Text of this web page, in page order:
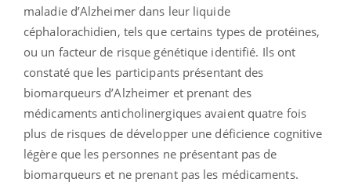
maladie d’Alzheimer dans leur liquide
céphalorachidien, tels que certains types de protéines,
ou un facteur de risque génétique identifié. Ils ont
constaté que les participants présentant des
biomarqueurs d’Alzheimer et prenant des
médicaments anticholinergiques avaient quatre fois
plus de risques de développer une déficience cognitive
légère que les personnes ne présentant pas de
biomarqueurs et ne prenant pas les médicaments.